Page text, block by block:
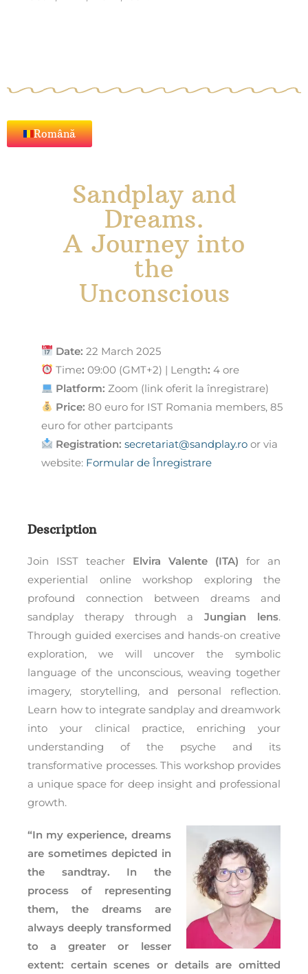
Română
Sandplay and
Dreams.
A Journey into
the
Unconscious
Date: 22 March 2025
Time: 09:00 (GMT+2) | Length: 4 ore
Platform: Zoom (link oferit la înregistrare)
Price: 80 euro for IST Romania members, 85
euro for other partcipants
Registration: secretariat@sandplay.ro or via
website: Formular de Înregistrare
Description
Join ISST teacher Elvira Valente (ITA) for an
experiential online workshop exploring the
profound connection between dreams and
sandplay therapy through aJungian lens.
Through guided exercises and hands-on creative
exploration, we will uncover the symbolic
language of the unconscious, weaving together
imagery, storytelling, and personal reflection.
Learn how to integrate sandplay and dreamwork
into your clinical practice, enriching your
understanding of the psyche and its
transformative processes. This workshop provides
a unique space for deep insight and professional
growth.
“In my experience, dreams
are sometimes depicted in
the sandtray. In the
process of representing
them, the dreams are
always deeply transformed
to a greater or lesser
extent: certain scenes or details are omitted